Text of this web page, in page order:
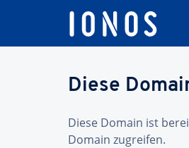
Diese
Diese Domain ist
Domain zugreifen.